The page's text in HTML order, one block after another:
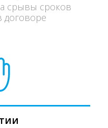
срывы сроков